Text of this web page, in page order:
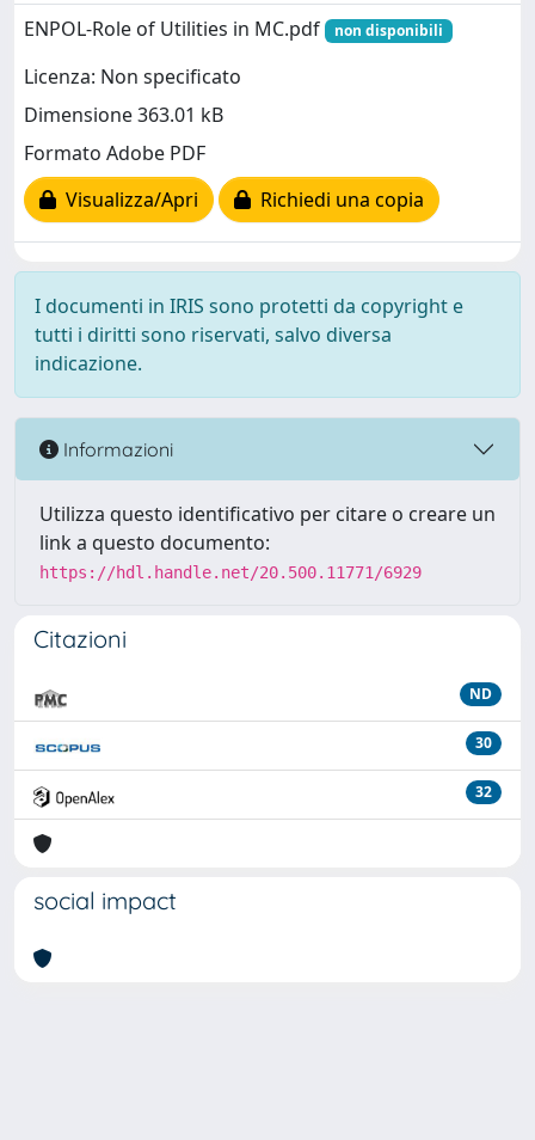
ENPOL-Role of Utilities in MC.pdf
non disponibili
Licenza: Non specificato
Dimensione 363.01 kB
Formato Adobe PDF
Visualizza/Apri
Richiedi una copia
I documenti in IRIS sono protetti da copyright e
tutti i diritti sono riservati, salvo diversa
indicazione.
Informazioni
Utilizza questo identificativo per citare o creare un
link a questo documento:
https://hdl.handle.net/20.500.11771/6929
Citazioni
ND
30
32
social impact